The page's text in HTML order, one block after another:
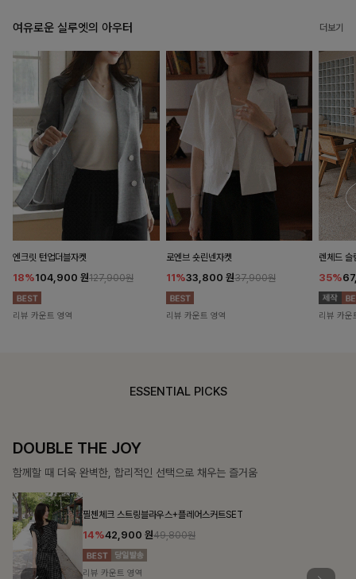
여유로운 실루엣의 아우터 더보기
엔크릿 턴업더블자켓
18%104,900 원127,900원
리뷰 카운트 영역
로엔브 숏린넨자켓
11%33,800 원37,900원
리뷰 카운트 영역
렌체드
35%
리뷰 카운
ESSENTIAL PICKS
DOUBLE THE JOY
함께할 때 더욱 완벽한, 합리적인 선택으로 채우는 즐거움
필첸체크 스트링블라우스+플레어스커트SET
14%42,900 원49,800원
리뷰 카운트 영역